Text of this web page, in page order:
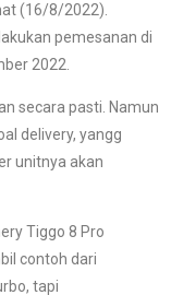
(16/8/2022).
pemesanan di
2022.
secara pasti. Namun
delivery, yangg
unitnya akan
Tiggo 8 Pro
contoh dari
tapi